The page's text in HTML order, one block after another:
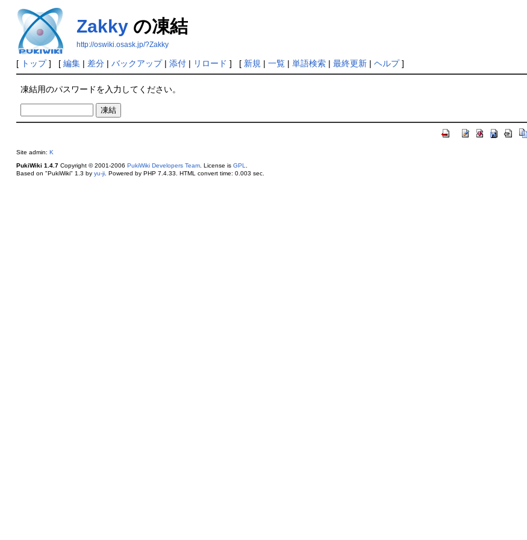
Zakkyの凍結
http://oswiki.osask.jp/?Zakky
[ トップ] [ 編集| 差分| バックアップ| 添付| リロード ] [ 新規 | 一覧| 単語検索| 最終更新| ヘルプ]
凍結用のパスワードを入力してください。
Site admin: K
PukiWiki 1.4.7Copyright © 2001-2006 PukiWiki Developers Team. License is GPL.
Based on "PukiWiki" 1.3 by yu-ji. Powered by PHP 7.4.33. HTML convert time: 0.003 sec.